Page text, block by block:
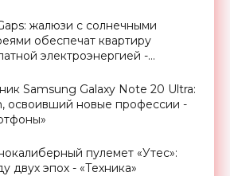
жалюзи с солнечными
обеспечат квартиру
электроэнергией -
Samsung Galaxy Note 20 Ultra:
освоивший новые профессии -
пулемет «Утес»:
двух эпох - «Техника»